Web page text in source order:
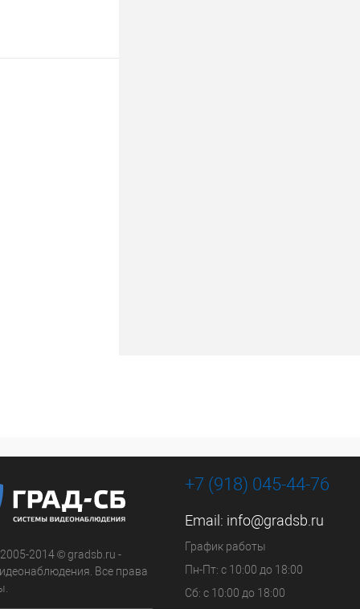
2014 © gradsb.ru -
Все права
+7 (918) 045-44-76
Email: info@gradsb.ru
График работы
Пн-Пт: с 10:00 до 18:00
Сб: с 10:00 до 18:00